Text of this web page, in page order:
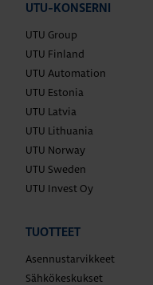
UTU-KONSERNI
UTU Group
UTU Finland
UTU Automation
UTU Estonia
UTU Latvia
UTU Lithuania
UTU Norway
UTU Sweden
UTU Invest Oy
TUOTTEET
Asennustarvikkeet
Sähkökeskukset